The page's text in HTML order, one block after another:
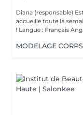
Diana (responsable)
accueille toute la
! Langue : Français
MODELAGE